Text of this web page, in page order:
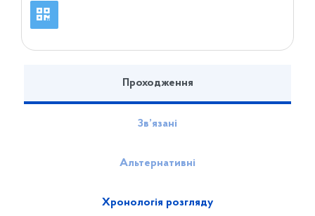
Проходження
Зв’язані
Альтернативні
Хронологія розгляду